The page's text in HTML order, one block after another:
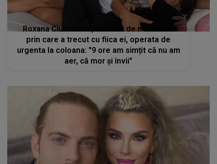
Roxana Ciuhulescu, calvarul de nedescris
prin care a trecut cu fiica ei, operata de
urgenta la coloana: "9 ore am simțit că nu am
aer, că mor și învii"